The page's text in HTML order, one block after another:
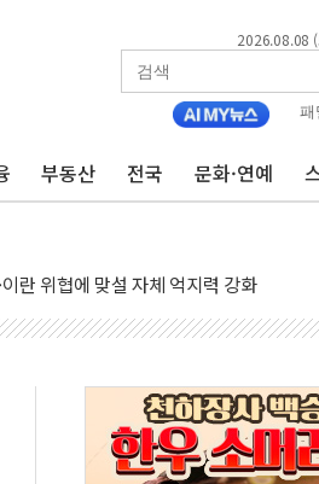
2026.08.08
패
부동산 전국 문화·연예
지며 상승… STOXX 600 지수는 나흘 연
'활짝'
닥 선물 1%대 상승